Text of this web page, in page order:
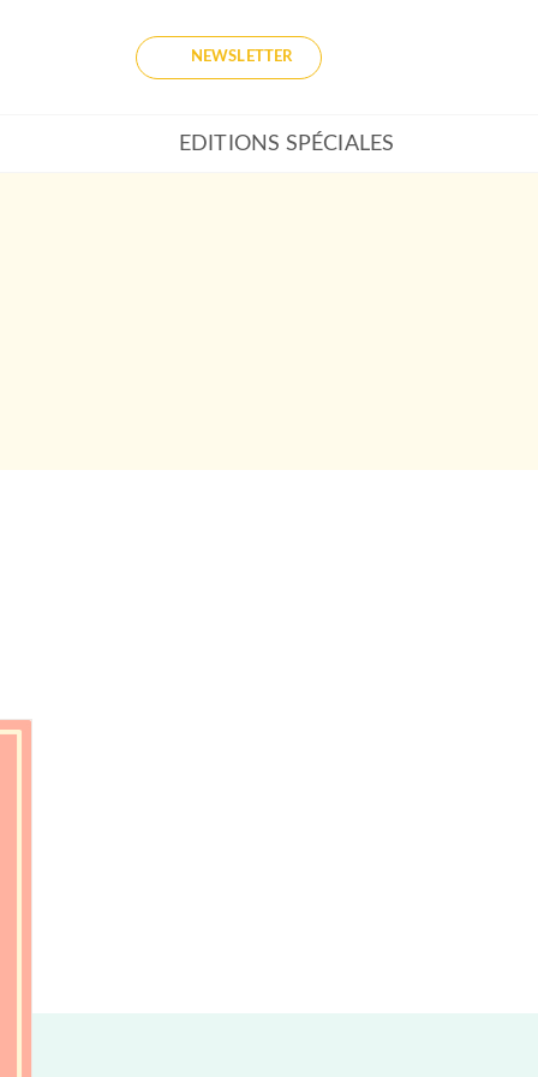
NEWSLETTER
EDITIONS SPÉCIALES